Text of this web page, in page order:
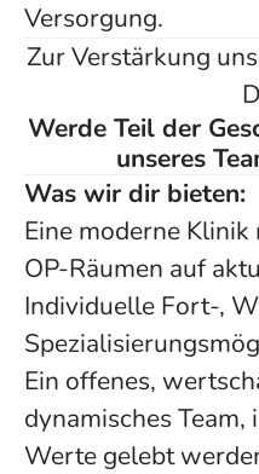
Versorgung.
Zur Verstärkung
Werde Teil der
unseres
Was wir dir bieten:
Eine moderne
OP-Räumen auf
Individuelle Fort-,
Ein offenes,
dynamisches
Werte gelebt